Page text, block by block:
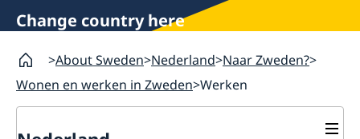
Change country here
About Sweden Nederland Naar Zweden?
Wonen en werken in Zweden Werken